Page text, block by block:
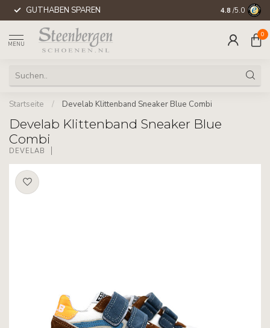
GUTHABEN SPAREN WELTWEITE
4.8 /5.0
MENU
0
Startseite / Develab Klittenband Sneaker Blue Combi
Develab Klittenband Sneaker Blue
Combi
DEVELAB